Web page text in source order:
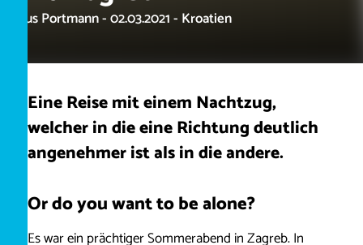
Marius Portmann - 02.03.2021 - Kroatien
Eine Reise mit einem Nachtzug,
welcher in die eine Richtung deutlich
angenehmer ist als in die andere.
Or do you want to be alone?
Es war ein prächtiger Sommerabend in Zagreb. In